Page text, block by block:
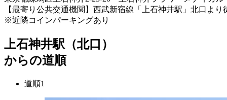
【最寄り公共交通機関】西武新宿線「上石神井駅」北口よ
※近隣コインパーキングあり
上石神井駅（北口）
からの道順
道順1